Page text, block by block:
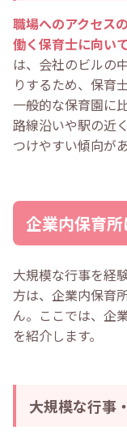
職場へのアクセス
働く保育士に向い
は、会社のビルの
りするため、保育
一般的な保育園に
路線沿いや駅の近
つけやすい傾向が
企業内保育所
大規模な行事を経
方は、企業内保育
ん。ここでは、企
を紹介します。
大規模な行事